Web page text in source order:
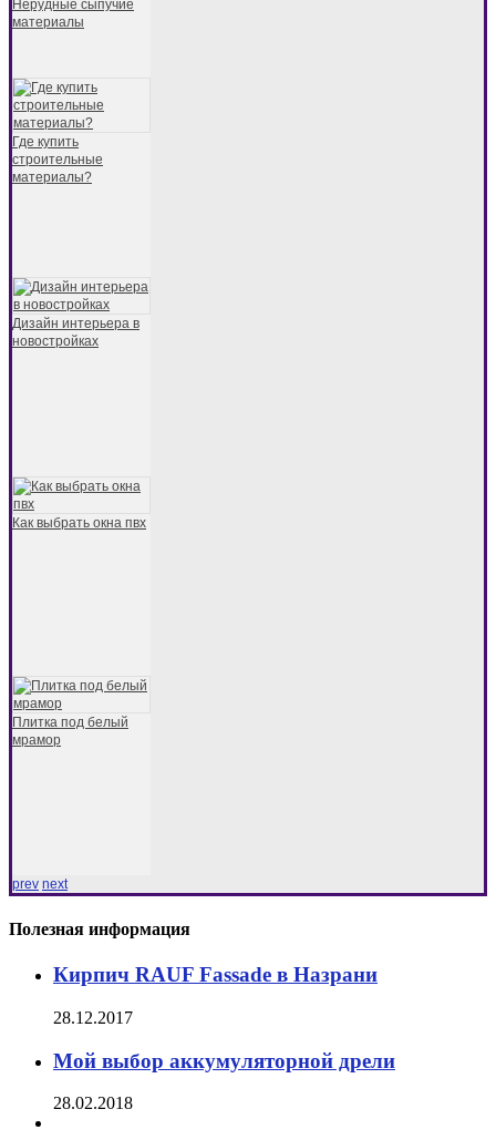
Нерудные сыпучие
материалы
Где купить
строительные
материалы?
Дизайн интерьера в
новостройках
Как выбрать окна пвх
Плитка под белый
мрамор
prev next
Полезная информация
Кирпич RAUF Fassade в Назрани
28.12.2017
Мой выбор аккумуляторной дрели
28.02.2018